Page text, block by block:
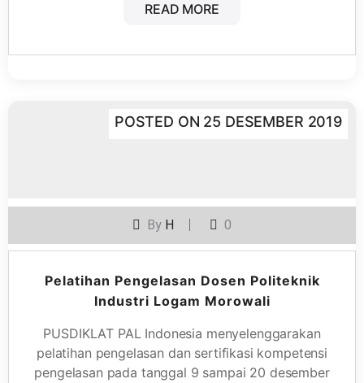
READ MORE
POSTED ON 25 DESEMBER 2019
By H 0
Pelatihan Pengelasan Dosen Politeknik
Industri Logam Morowali
PUSDIKLAT PAL Indonesia menyelenggarakan
pelatihan pengelasan dan sertifikasi kompetensi
pengelasan pada tanggal 9 sampai 20 desember